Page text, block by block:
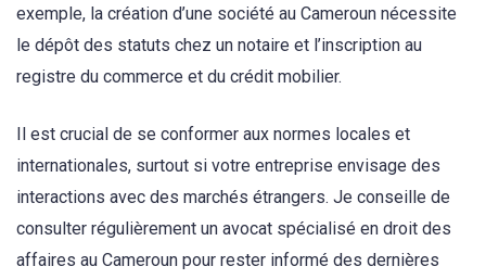
exemple, la création d’une société au Cameroun nécessite
le dépôt des statuts chez un notaire et l’inscription au
registre du commerce et du crédit mobilier.
Il est crucial de se conformer aux normes locales et
internationales, surtout si votre entreprise envisage des
interactions avec des marchés étrangers. Je conseille de
consulter régulièrement un avocat spécialisé en droit des
affaires au Cameroun pour rester informé des dernières